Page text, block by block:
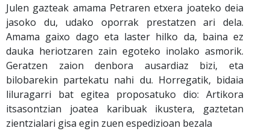
Julen gazteak amama Petraren etxera joateko deia
jasoko du, udako oporrak prestatzen ari dela.
Amama gaixo dago eta laster hilko da, baina ez
dauka heriotzaren zain egoteko inolako asmorik.
Geratzen zaion denbora ausardiaz bizi, eta
bilobarekin partekatu nahi du. Horregatik, bidaia
liluragarri bat egitea proposatuko dio: Artikora
itsasontzian joatea karibuak ikustera, gaztetan
zientzialari gisa egin zuen espedizioan bezala